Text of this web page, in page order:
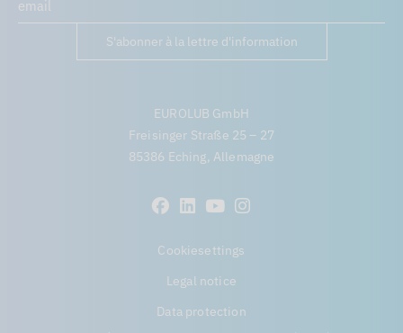
S'abonner à la lettre d'information
EUROLUB GmbH
Freisinger Straße 25 – 27
85386 Eching, Allemagne
Cookiesettings
Legal notice
Data protection